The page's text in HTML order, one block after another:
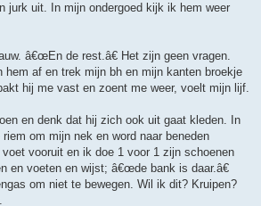
uit. In mijn ondergoed kijk ik hem weer
â€œEn de rest.â€ Het zijn geen vragen.
hem af en trek mijn bh en mijn kanten broekje
hij me vast en zoent me weer, voelt mijn lijf.
en denk dat hij zich ook uit gaat kleden. In
om mijn nek en word naar beneden
vooruit en ik doe 1 voor 1 zijn schoenen
en voeten en wijst; â€œde bank is daar.â€
om niet te bewegen. Wil ik dit? Kruipen?